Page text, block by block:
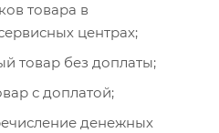
товара в
центрах;
товар без доплаты;
с доплатой;
денежных